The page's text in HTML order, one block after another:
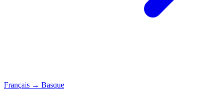
Français → Basque